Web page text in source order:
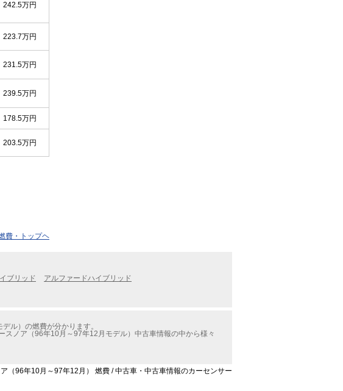
242.5万円
223.7万円
231.5万円
239.5万円
178.5万円
203.5万円
費・トップヘ
ブリッド
アルファードハイブリッド
ル）の燃費が分かります。
ノア（96年10月～97年12月モデル）中古車情報の中から様々
（96年10月～97年12月） 燃費 / 中古車・中古車情報のカーセンサー